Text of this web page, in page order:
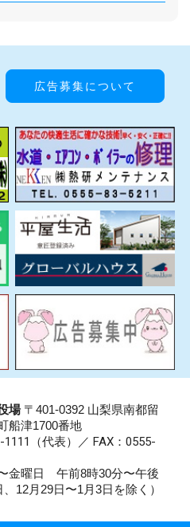
広告募集について
場〒401-0392 山梨県南都留
船津1700番地
（代表）／ FAX：0555-
金曜日 午前8時30分〜午後
12月29日〜1月3日を除く）